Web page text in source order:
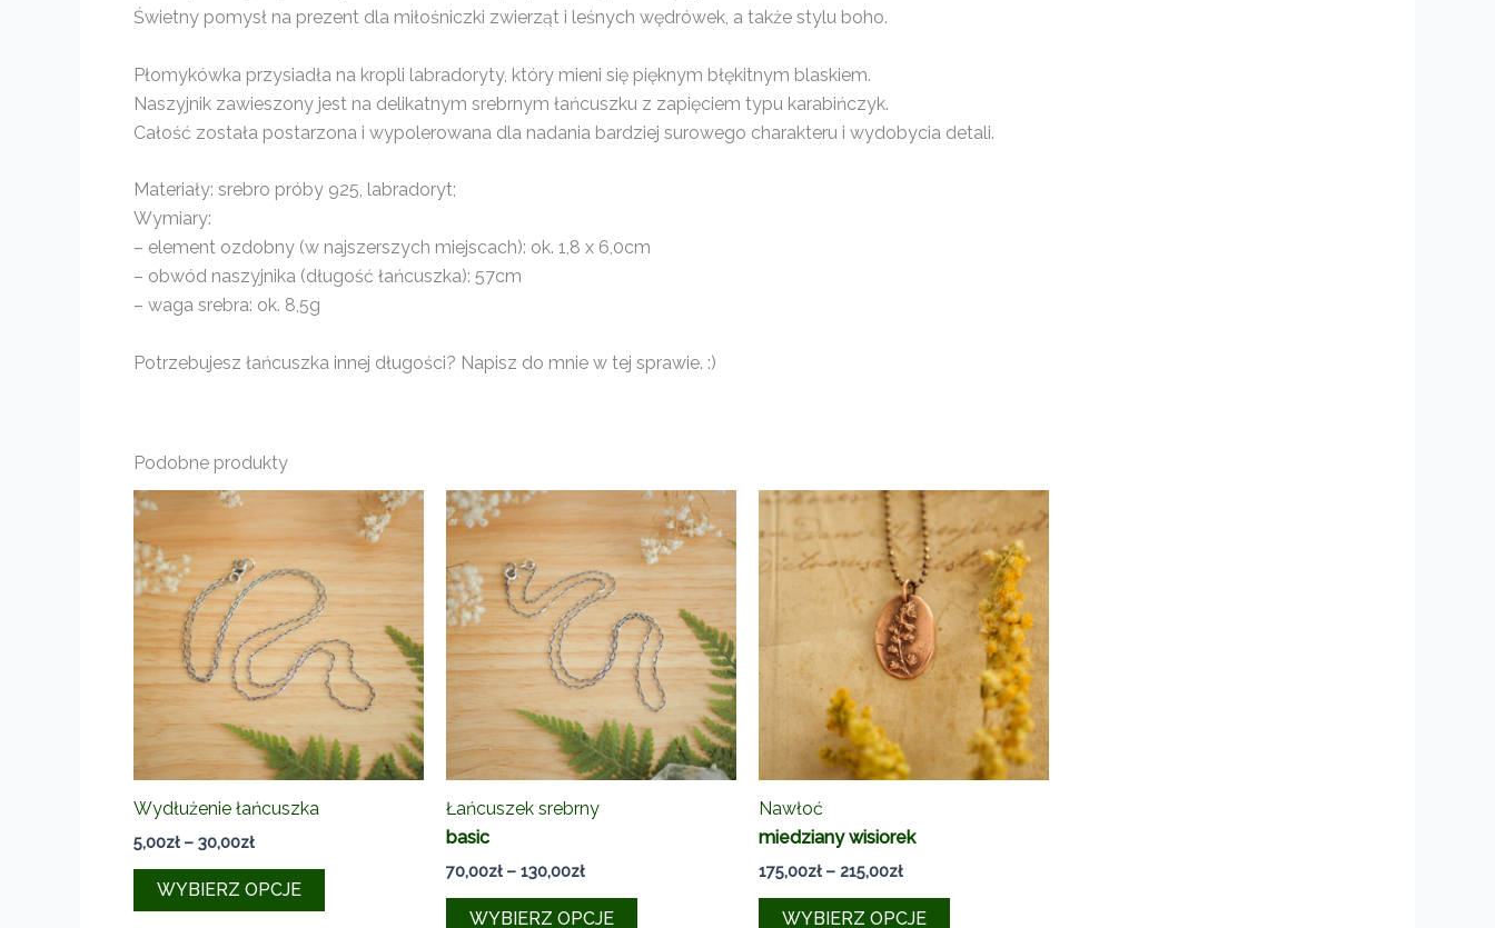
Świetny pomysł na prezent dla miłośniczki zwierząt i leśnych wędrówek, a także stylu boho.
Płomykówka przysiadła na kropli labradoryty, który mieni się pięknym błękitnym blaskiem.
Naszyjnik zawieszony jest na delikatnym srebrnym łańcuszku z zapięciem typu karabińczyk.
Całość została postarzona i wypolerowana dla nadania bardziej surowego charakteru i wydobycia detali.
Materiały: srebro próby 925, labradoryt;
Wymiary:
– element ozdobny (w najszerszych miejscach): ok. 1,8 x 6,0cm
– obwód naszyjnika (długość łańcuszka): 57cm
– waga srebra: ok. 8,5g
Potrzebujesz łańcuszka innej długości? Napisz do mnie w tej sprawie. :)
Podobne produkty
Wydłużenie łańcuszka
5,00zł – 30,00złZakres
od
5,00zł
WYBIERZ OPCJE
Ten
Łańcuszek srebrny
basic
70,00zł – 130,00złZakres
od
WYBIERZ OPCJE
Ten
Nawłoć
miedziany wisiorek
175,00zł – 215,00złZakres
od
WYBIERZ OPCJE
Ten